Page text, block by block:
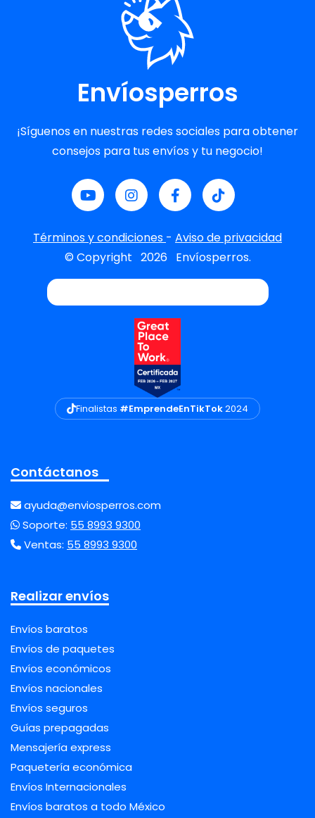
Envíosperros
¡Síguenos en nuestras redes sociales para obtener
consejos para tus envíos y tu negocio!
Términos y condiciones - Aviso de privacidad
© Copyright 2026 Envíosperros.
Finalistas #EmprendeEnTikTok2024
Contáctanos
ayuda@enviosperros.com
Soporte: 55 8993 9300
Ventas: 55 8993 9300
Realizar envíos
Envíos baratos
Envíos de paquetes
Envíos económicos
Envíos nacionales
Envíos seguros
Guías prepagadas
Mensajería express
Paquetería económica
Envíos Internacionales
Envíos baratos a todo México